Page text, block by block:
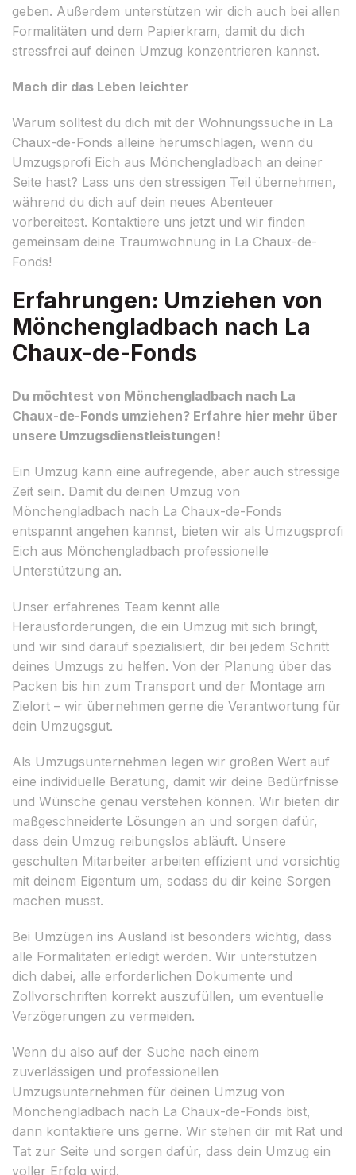
geben. Außerdem unterstützen wir dich auch bei allen
Formalitäten und dem Papierkram, damit du dich
stressfrei auf deinen Umzug konzentrieren kannst.
Mach dir das Leben leichter
Warum solltest du dich mit der Wohnungssuche in La
Chaux-de-Fonds alleine herumschlagen, wenn du
Umzugsprofi Eich aus Mönchengladbach an deiner
Seite hast? Lass uns den stressigen Teil übernehmen,
während du dich auf dein neues Abenteuer
vorbereitest. Kontaktiere uns jetzt und wir finden
gemeinsam deine Traumwohnung in La Chaux-de-
Fonds!
Erfahrungen: Umziehen von
Mönchengladbach nach La
Chaux-de-Fonds
Du möchtest von Mönchengladbach nach La
Chaux-de-Fonds umziehen? Erfahre hier mehr über
unsere Umzugsdienstleistungen!
Ein Umzug kann eine aufregende, aber auch stressige
Zeit sein. Damit du deinen Umzug von
Mönchengladbach nach La Chaux-de-Fonds
entspannt angehen kannst, bieten wir als Umzugsprofi
Eich aus Mönchengladbach professionelle
Unterstützung an.
Unser erfahrenes Team kennt alle
Herausforderungen, die ein Umzug mit sich bringt,
und wir sind darauf spezialisiert, dir bei jedem Schritt
deines Umzugs zu helfen. Von der Planung über das
Packen bis hin zum Transport und der Montage am
Zielort – wir übernehmen gerne die Verantwortung für
dein Umzugsgut.
Als Umzugsunternehmen legen wir großen Wert auf
eine individuelle Beratung, damit wir deine Bedürfnisse
und Wünsche genau verstehen können. Wir bieten dir
maßgeschneiderte Lösungen an und sorgen dafür,
dass dein Umzug reibungslos abläuft. Unsere
geschulten Mitarbeiter arbeiten effizient und vorsichtig
mit deinem Eigentum um, sodass du dir keine Sorgen
machen musst.
Bei Umzügen ins Ausland ist besonders wichtig, dass
alle Formalitäten erledigt werden. Wir unterstützen
dich dabei, alle erforderlichen Dokumente und
Zollvorschriften korrekt auszufüllen, um eventuelle
Verzögerungen zu vermeiden.
Wenn du also auf der Suche nach einem
zuverlässigen und professionellen
Umzugsunternehmen für deinen Umzug von
Mönchengladbach nach La Chaux-de-Fonds bist,
dann kontaktiere uns gerne. Wir stehen dir mit Rat und
Tat zur Seite und sorgen dafür, dass dein Umzug ein
voller Erfolg wird.